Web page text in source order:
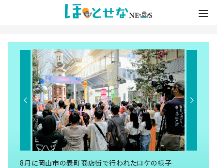
8月に岡山市の表町商店街で行われたロケの様子